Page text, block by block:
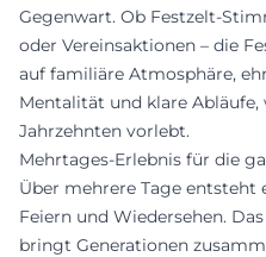
Gegenwart. Ob Festzelt-
oder Vereinsaktionen – die
auf familiäre Atmosphäre,
Mentalität und klare Abläufe,
Jahrzehnten vorlebt.
Mehrtages-Erlebnis für die
Über mehrere Tage entsteht
Feiern und Wiedersehen.
bringt Generationen